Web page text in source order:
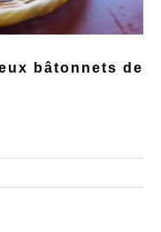
bâtonnets de